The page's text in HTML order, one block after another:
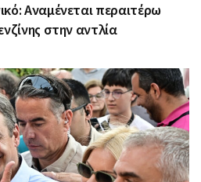
Αναμένεται περαιτέρω
στην αντλία